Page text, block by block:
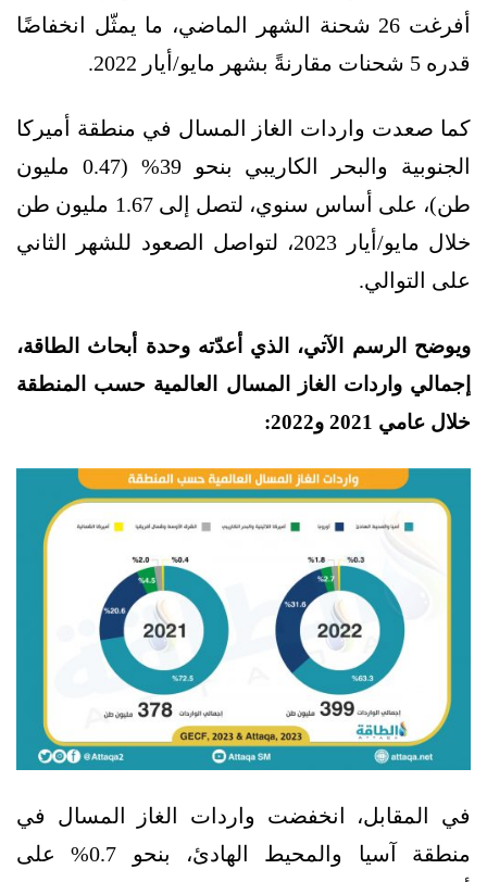
أفرغت 26 شحنة الشهر الماضي، ما يمثّل انخفاضًا
قدره 5 شحنات مقارنةً بشهر مايو/أيار 2022.
كما صعدت واردات الغاز المسال في منطقة أميركا
الجنوبية والبحر الكاريبي بنحو 39% (0.47 مليون
طن)، على أساس سنوي، لتصل إلى 1.67 مليون طن
خلال مايو/أيار 2023، لتواصل الصعود للشهر الثاني
على التوالي.
ويوضح الرسم الآتي، الذي أعدّته وحدة أبحاث الطاقة،
إجمالي واردات الغاز المسال العالمية حسب المنطقة
خلال عامي 2021 و2022:
في المقابل، انخفضت واردات الغاز المسال في
منطقة آسيا والمحيط الهادئ، بنحو 0.7% على